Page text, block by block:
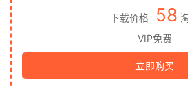
下载价格 58
VIP免费
立即购买